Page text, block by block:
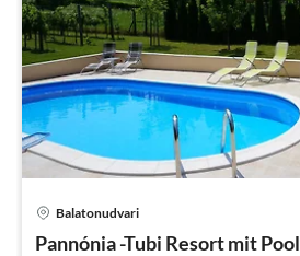
Balatonudvari
Pannónia -Tubi Resort mit Pool